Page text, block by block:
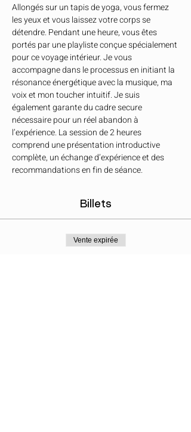
Allongés sur un tapis de yoga, vous fermez
les yeux et vous laissez votre corps se
détendre. Pendant une heure, vous êtes
portés par une playliste conçue spécialement
pour ce voyage intérieur. Je vous
accompagne dans le processus en initiant la
résonance énergétique avec la musique, ma
voix et mon toucher intuitif. Je suis
également garante du cadre secure
nécessaire pour un réel abandon à
l’expérience. La session de 2 heures
comprend une présentation introductive
complète, un échange d’expérience et des
recommandations en fin de séance.
Billets
Vente expirée